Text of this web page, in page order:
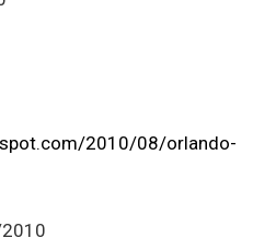
2010/08/orlando-